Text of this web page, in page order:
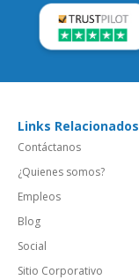
Links Relacionados
Contáctanos
¿Quienes somos?
Empleos
Blog
Social
Sitio Corporativo